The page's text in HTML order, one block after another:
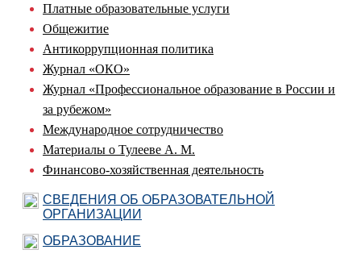
Платные образовательные услуги
Общежитие
Антикоррупционная политика
Журнал «ОКО»
Журнал «Профессиональное образование в России и
за рубежом»
Международное сотрудничество
Материалы о Тулееве А. М.
Финансово-хозяйственная деятельность
СВЕДЕНИЯ ОБ ОБРАЗОВАТЕЛЬНОЙ
ОРГАНИЗАЦИИ
ОБРАЗОВАНИЕ